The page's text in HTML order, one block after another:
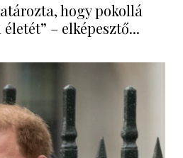
hogy pokollá
– elképesztő...